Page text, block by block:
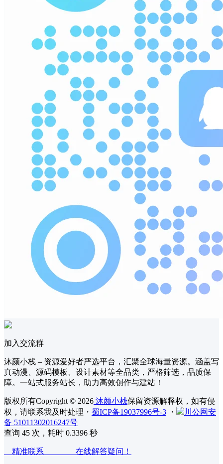
加入交流群
沐颜小栈 – 资源爱好者严选平台，汇聚全球海量资源。涵盖写
真动漫、源码模板、设计素材等全品类，严格筛选，品质保
障。一站式服务站长，助力高效创作与建站！
版权所有Copyright © 2026 沐颜小栈保留资源解释权，如有侵
权，请联系我及时处理 ・ 蜀ICP备19037996号-3 ・
川公网安
备 51011302016247号
查询 45 次，耗时 0.3396 秒
精准联系 在线解答疑问！